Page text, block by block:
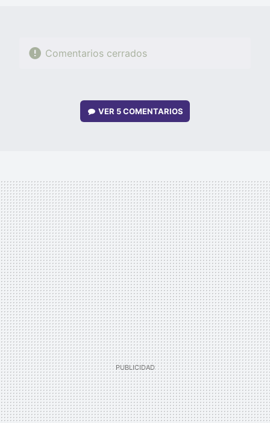
Comentarios cerrados
VER 5 COMENTARIOS